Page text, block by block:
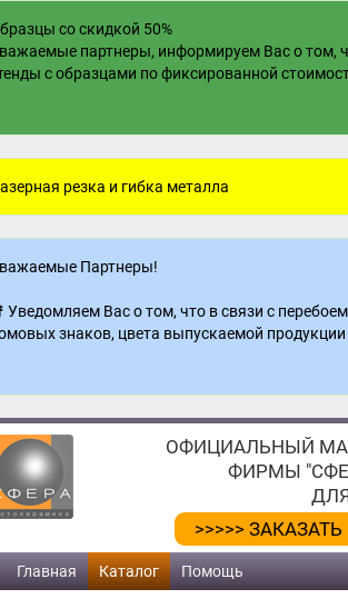
со скидкой 50%
партнеры, информируем Вас о том,
с образцами по фиксированной
резка и гибка металла
Партнеры!
Уведомляем Вас о том, что в связи с
знаков, цвета выпускаемой
ОФИЦИАЛЬНЫЙ
ФИРМЫ
>>>>>
Главная Каталог Помощь